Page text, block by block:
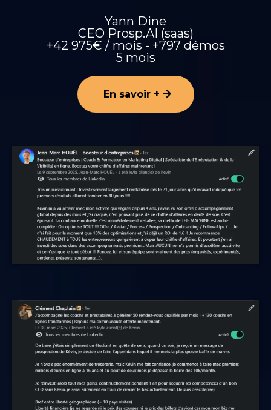
Yann Dine
CEO Prosp.AI (saas)
+42 975€ / mois - +797 démos
5 mois
En savoir +